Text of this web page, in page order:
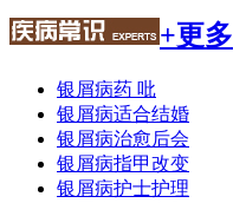
+更多
银屑病药 吡
银屑病适合结婚
银屑病治愈后会
银屑病指甲改变
银屑病护士护理